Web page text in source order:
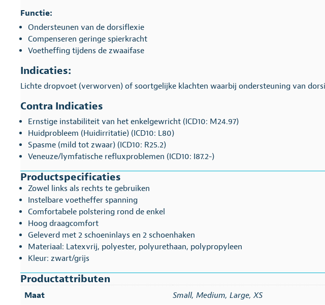
Functie:
Ondersteunen van de dorsiflexie
Compenseren geringe spierkracht
Voetheffing tijdens de zwaaifase
Indicaties:
Lichte dropvoet (verworven) of soortgelijke klachten waarbij ondersteuning van
Contra Indicaties
Ernstige instabiliteit van het enkelgewricht (ICD10: M24.97)
Huidprobleem (Huidirritatie) (ICD10: L80)
Spasme (mild tot zwaar) (ICD10: R25.2)
Veneuze/lymfatische refluxproblemen (ICD10: I87.2-)
Productspecificaties
Zowel links als rechts te gebruiken
Instelbare voetheffer spanning
Comfortabele polstering rond de enkel
Hoog draagcomfort
Geleverd met 2 schoeninlays en 2 schoenhaken
Materiaal: Latexvrij, polyester, polyurethaan, polypropyleen
Kleur: zwart/grijs
Productattributen
Maat Small, Medium, Large, XS